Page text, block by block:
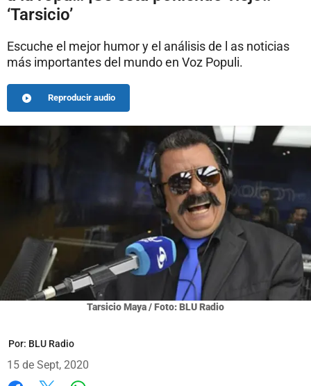
‘Tarsicio’
Escuche el mejor humor y el análisis de l as noticias
más importantes del mundo en Voz Populi.
Reproducir audio
Tarsicio Maya / Foto: BLU Radio
Por: BLU Radio
15 de Sept, 2020